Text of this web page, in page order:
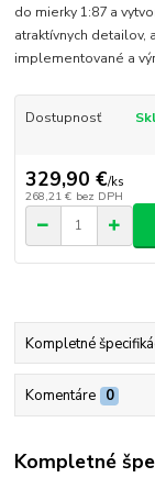
do mierky 1:87 a
atraktívnych detailov,
implementované a
Dostupnosť
329,90 €/ks
268,21 € bez DPH
Kompletné
Komentáre 0
Kompletné